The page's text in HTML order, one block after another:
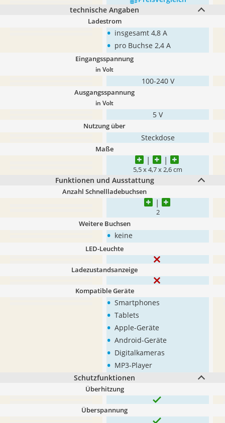
technische Angaben
Ladestrom
• insgesamt 4,8 A
• pro Buchse 2,4 A
Eingangsspannung
in Volt
100-240 V
Ausgangsspannung
in Volt
5 V
Nutzung über
Steckdose
Maße
5,5 x 4,7 x 2,6 cm
Funktionen und Ausstattung
Anzahl Schnellladebuchsen
2
Weitere Buchsen
• keine
LED-Leuchte
Ladezustandsanzeige
Kompatible Geräte
• Smartphones
• Tablets
• Apple-Geräte
• Android-Geräte
• Digitalkameras
• MP3-Player
Schutzfunktionen
Überhitzung
Überspannung